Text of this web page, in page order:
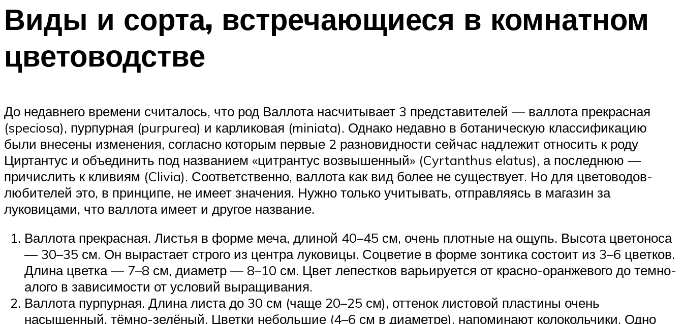
Виды и сорта, встречающиеся в комнатном
цветоводстве
До недавнего времени считалось, что род Валлота насчитывает 3 представителей — валлота прекрасная
(speciosa), пурпурная (purpurea) и карликовая (miniata). Однако недавно в ботаническую классификацию
были внесены изменения, согласно которым первые 2 разновидности сейчас надлежит относить к роду
Циртантус и объединить под названием «цитрантус возвышенный» (Cyrtanthus elatus), а последнюю —
причислить к кливиям (Clivia). Соответственно, валлота как вид более не существует. Но для цветоводов-
любителей это, в принципе, не имеет значения. Нужно только учитывать, отправляясь в магазин за
луковицами, что валлота имеет и другое название.
Валлота прекрасная. Листья в форме меча, длиной 40–45 см, очень плотные на ощупь. Высота цветоноса
— 30–35 см. Он вырастает строго из центра луковицы. Соцветие в форме зонтика состоит из 3–6 цветков.
Длина цветка — 7–8 см, диаметр — 8–10 см. Цвет лепестков варьируется от красно-оранжевого до темно-
алого в зависимости от условий выращивания.
Валлота пурпурная. Длина листа до 30 см (чаще 20–25 см), оттенок листовой пластины очень
насыщенный, тёмно-зелёный. Цветки небольшие (4–6 см в диаметре), напоминают колокольчики. Одно